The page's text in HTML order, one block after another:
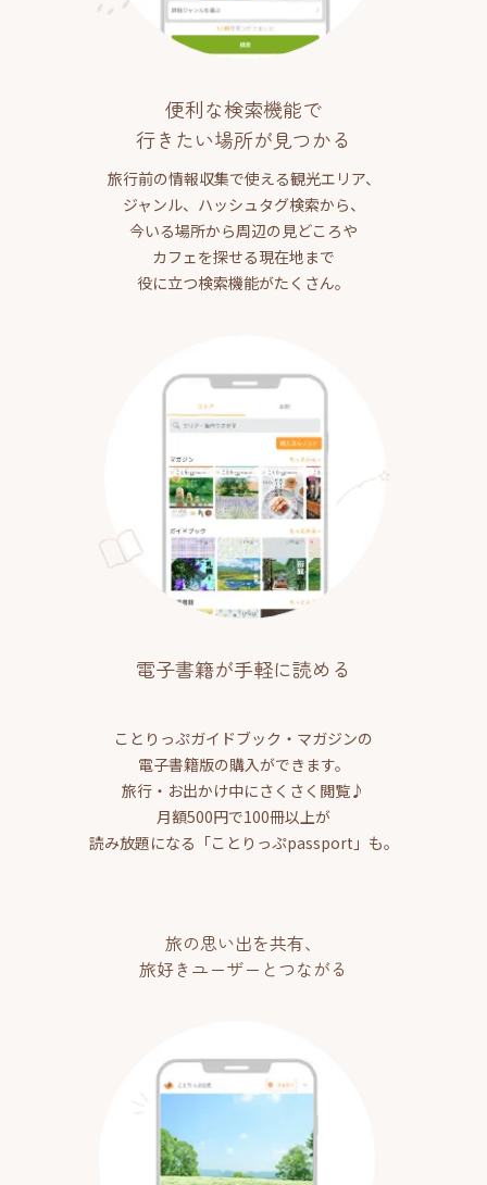
便利な検索機能で
行きたい場所が見つかる
旅行前の情報収集で使える観光エリア、
ジャンル、ハッシュタグ検索から、
今いる場所から周辺の見どころや
カフェを探せる現在地まで
役に立つ検索機能がたくさん。
電子書籍が手軽に読める
ことりっぷガイドブック・マガジンの
電子書籍版の購入ができます。
旅行・お出かけ中にさくさく閲覧♪
月額500円で100冊以上が
読み放題になる「ことりっぷpassport」も。
旅の思い出を共有、
旅好きユーザーとつながる